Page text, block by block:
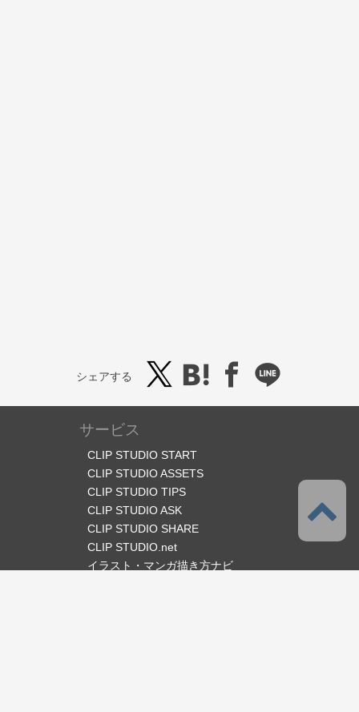
シェアする
サービス
CLIP STUDIO START
CLIP STUDIO ASSETS
CLIP STUDIO TIPS
CLIP STUDIO ASK
CLIP STUDIO SHARE
CLIP STUDIO.net
イラスト・マンガ描き方ナビ